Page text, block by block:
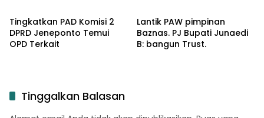
Tingkatkan PAD Komisi 2
DPRD Jeneponto Temui
OPD Terkait
Lantik PAW pimpinan
Baznas. PJ Bupati Junaedi
B: bangun Trust.
Tinggalkan Balasan